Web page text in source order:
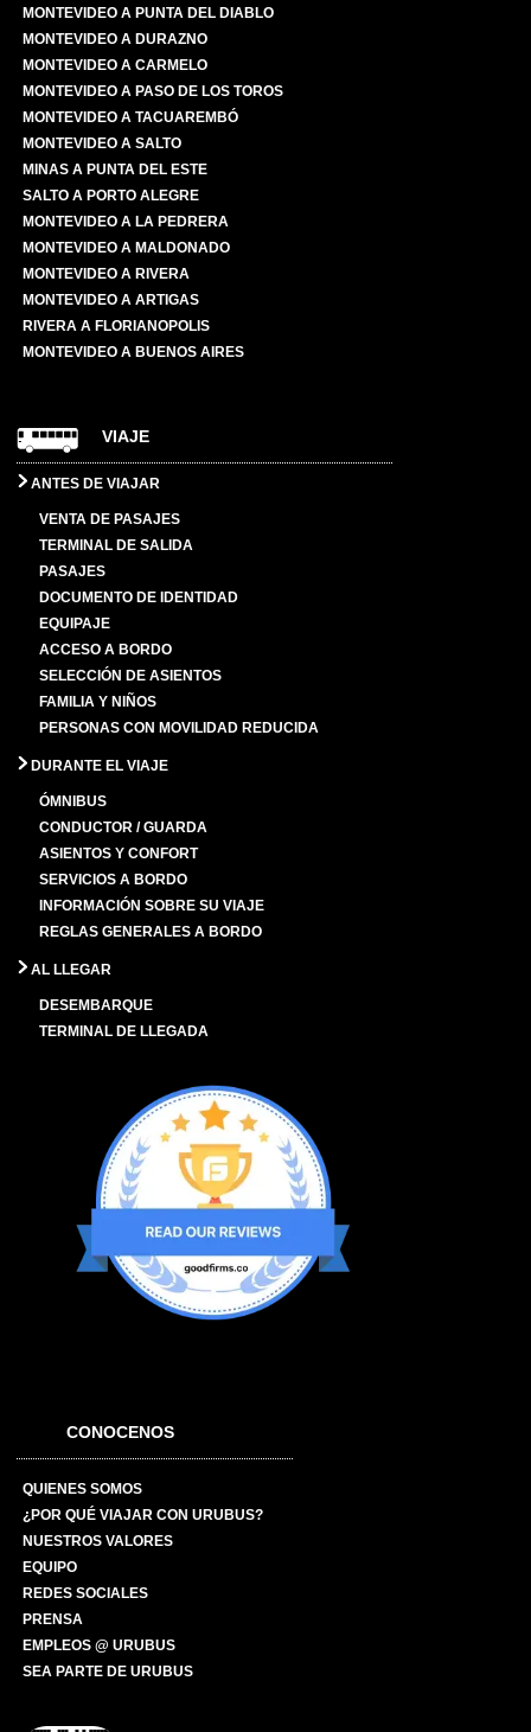
MONTEVIDEO A PUNTA DEL DIABLO
MONTEVIDEO A DURAZNO
MONTEVIDEO A CARMELO
MONTEVIDEO A PASO DE LOS TOROS
MONTEVIDEO A TACUAREMBÓ
MONTEVIDEO A SALTO
MINAS A PUNTA DEL ESTE
SALTO A PORTO ALEGRE
MONTEVIDEO A LA PEDRERA
MONTEVIDEO A MALDONADO
MONTEVIDEO A RIVERA
MONTEVIDEO A ARTIGAS
RIVERA A FLORIANOPOLIS
MONTEVIDEO A BUENOS AIRES
VIAJE
ANTES DE VIAJAR
VENTA DE PASAJES
TERMINAL DE SALIDA
PASAJES
DOCUMENTO DE IDENTIDAD
EQUIPAJE
ACCESO A BORDO
SELECCIÓN DE ASIENTOS
FAMILIA Y NIÑOS
PERSONAS CON MOVILIDAD REDUCIDA
DURANTE EL VIAJE
ÓMNIBUS
CONDUCTOR / GUARDA
ASIENTOS Y CONFORT
SERVICIOS A BORDO
INFORMACIÓN SOBRE SU VIAJE
REGLAS GENERALES A BORDO
AL LLEGAR
DESEMBARQUE
TERMINAL DE LLEGADA
CONOCENOS
QUIENES SOMOS
¿POR QUÉ VIAJAR CON URUBUS?
NUESTROS VALORES
EQUIPO
REDES SOCIALES
PRENSA
EMPLEOS @ URUBUS
SEA PARTE DE URUBUS